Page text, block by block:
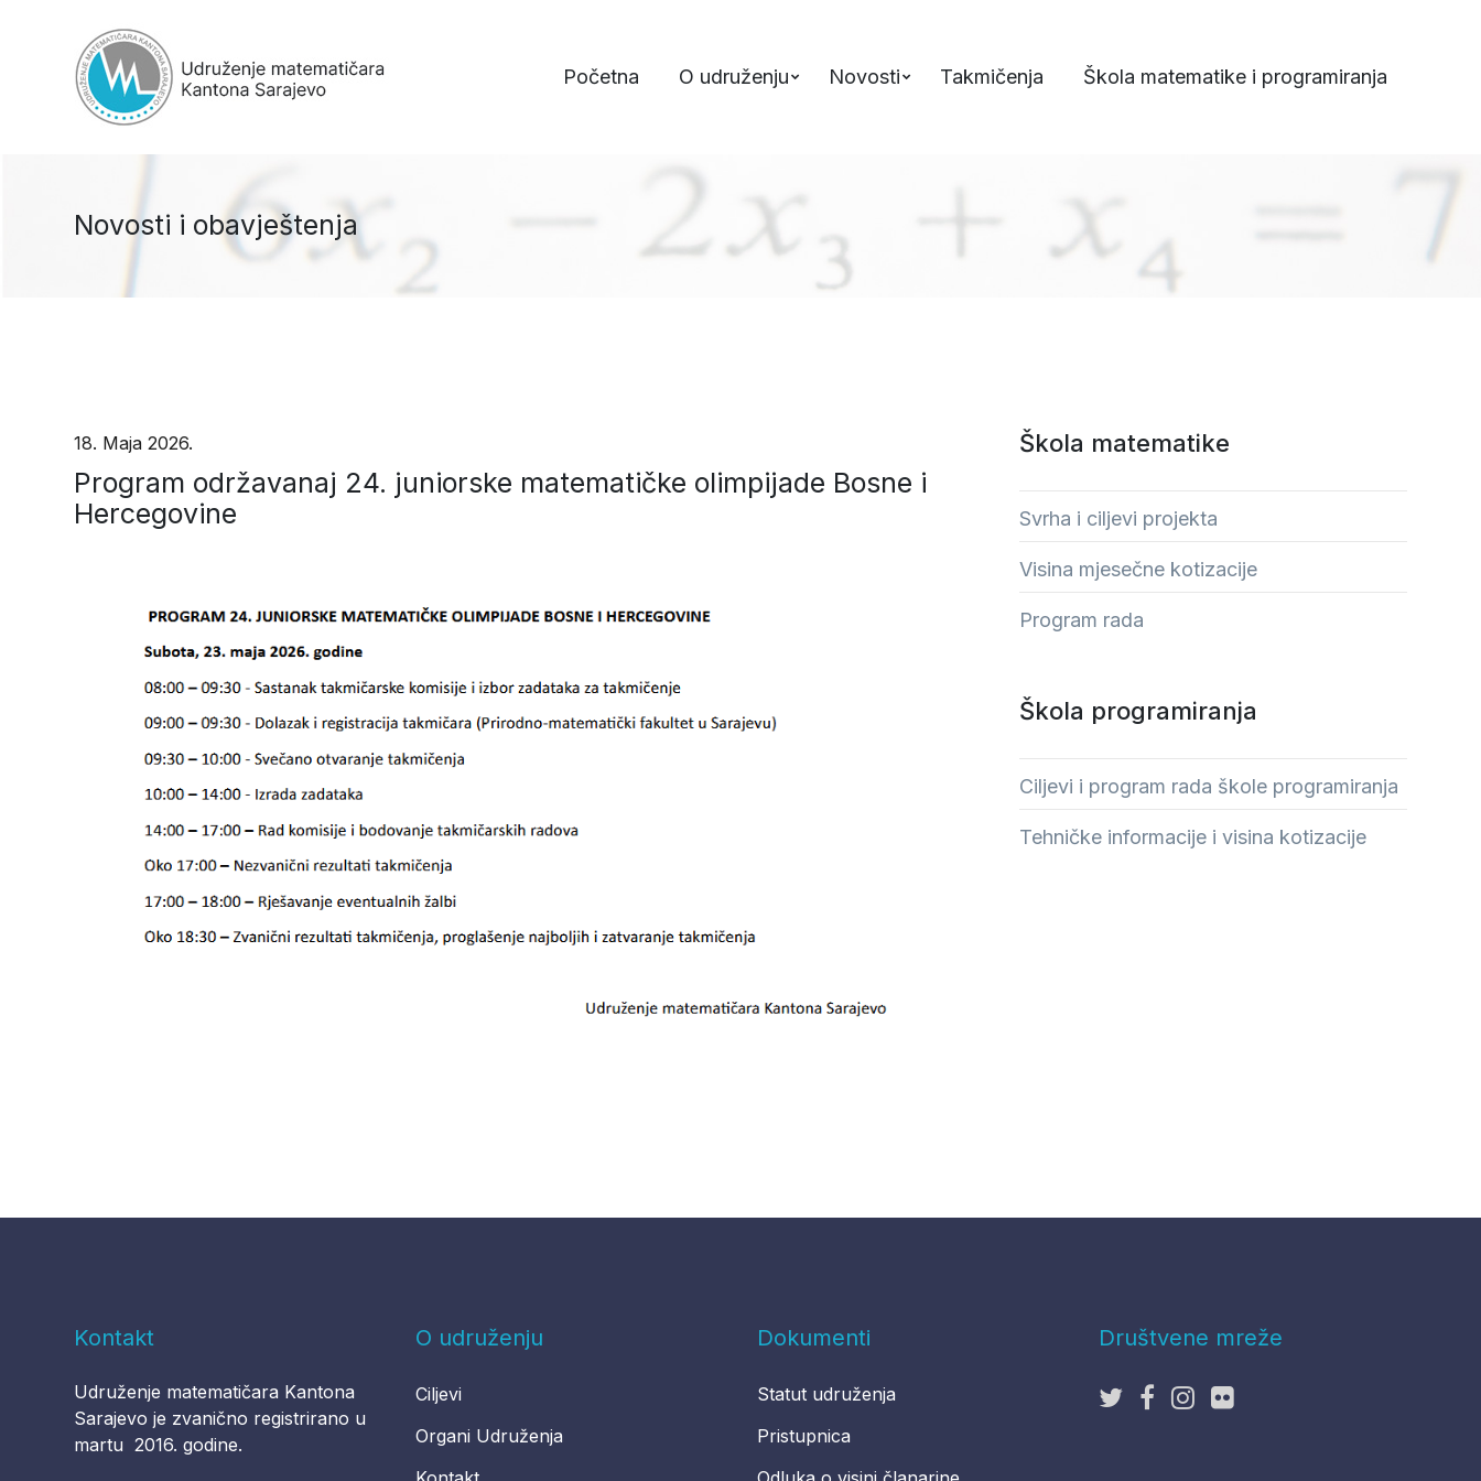
Početna O udruženju Novosti Takmičenja Škola matematike i programiranja
Novosti i obavještenja
18. Maja 2026.
Program održavanaj 24. juniorske matematičke olimpijade Bosne i
Hercegovine
Škola matematike
Svrha i ciljevi projekta
Visina mjesečne kotizacije
Program rada
Škola programiranja
Ciljevi i program rada škole programiranja
Tehničke informacije i visina kotizacije
Kontakt
Udruženje matematičara Kantona
Sarajevo je zvanično registrirano u
martu 2016. godine.
O udruženju
Ciljevi
Organi Udruženja
Dokumenti
Statut udruženja
Pristupnica
Društvene mreže